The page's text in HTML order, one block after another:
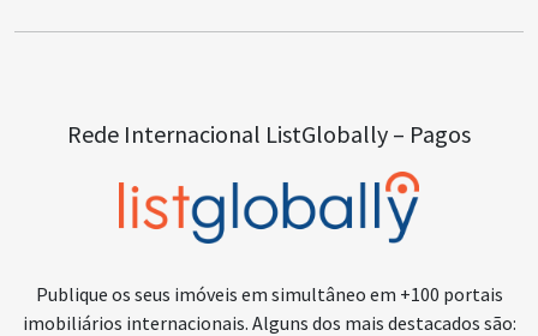
Rede Internacional ListGlobally – Pagos
Publique os seus imóveis em simultâneo em +100 portais
imobiliários internacionais. Alguns dos mais destacados são: